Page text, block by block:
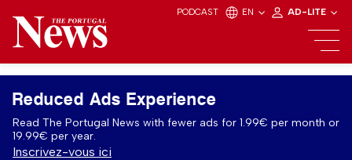
PODCAST EN AD-LITE
Reduced Ads Experience
Read The Portugal News with fewer ads for 1.99€ per month or
19.99€ per year.
Inscrivez-vous ici